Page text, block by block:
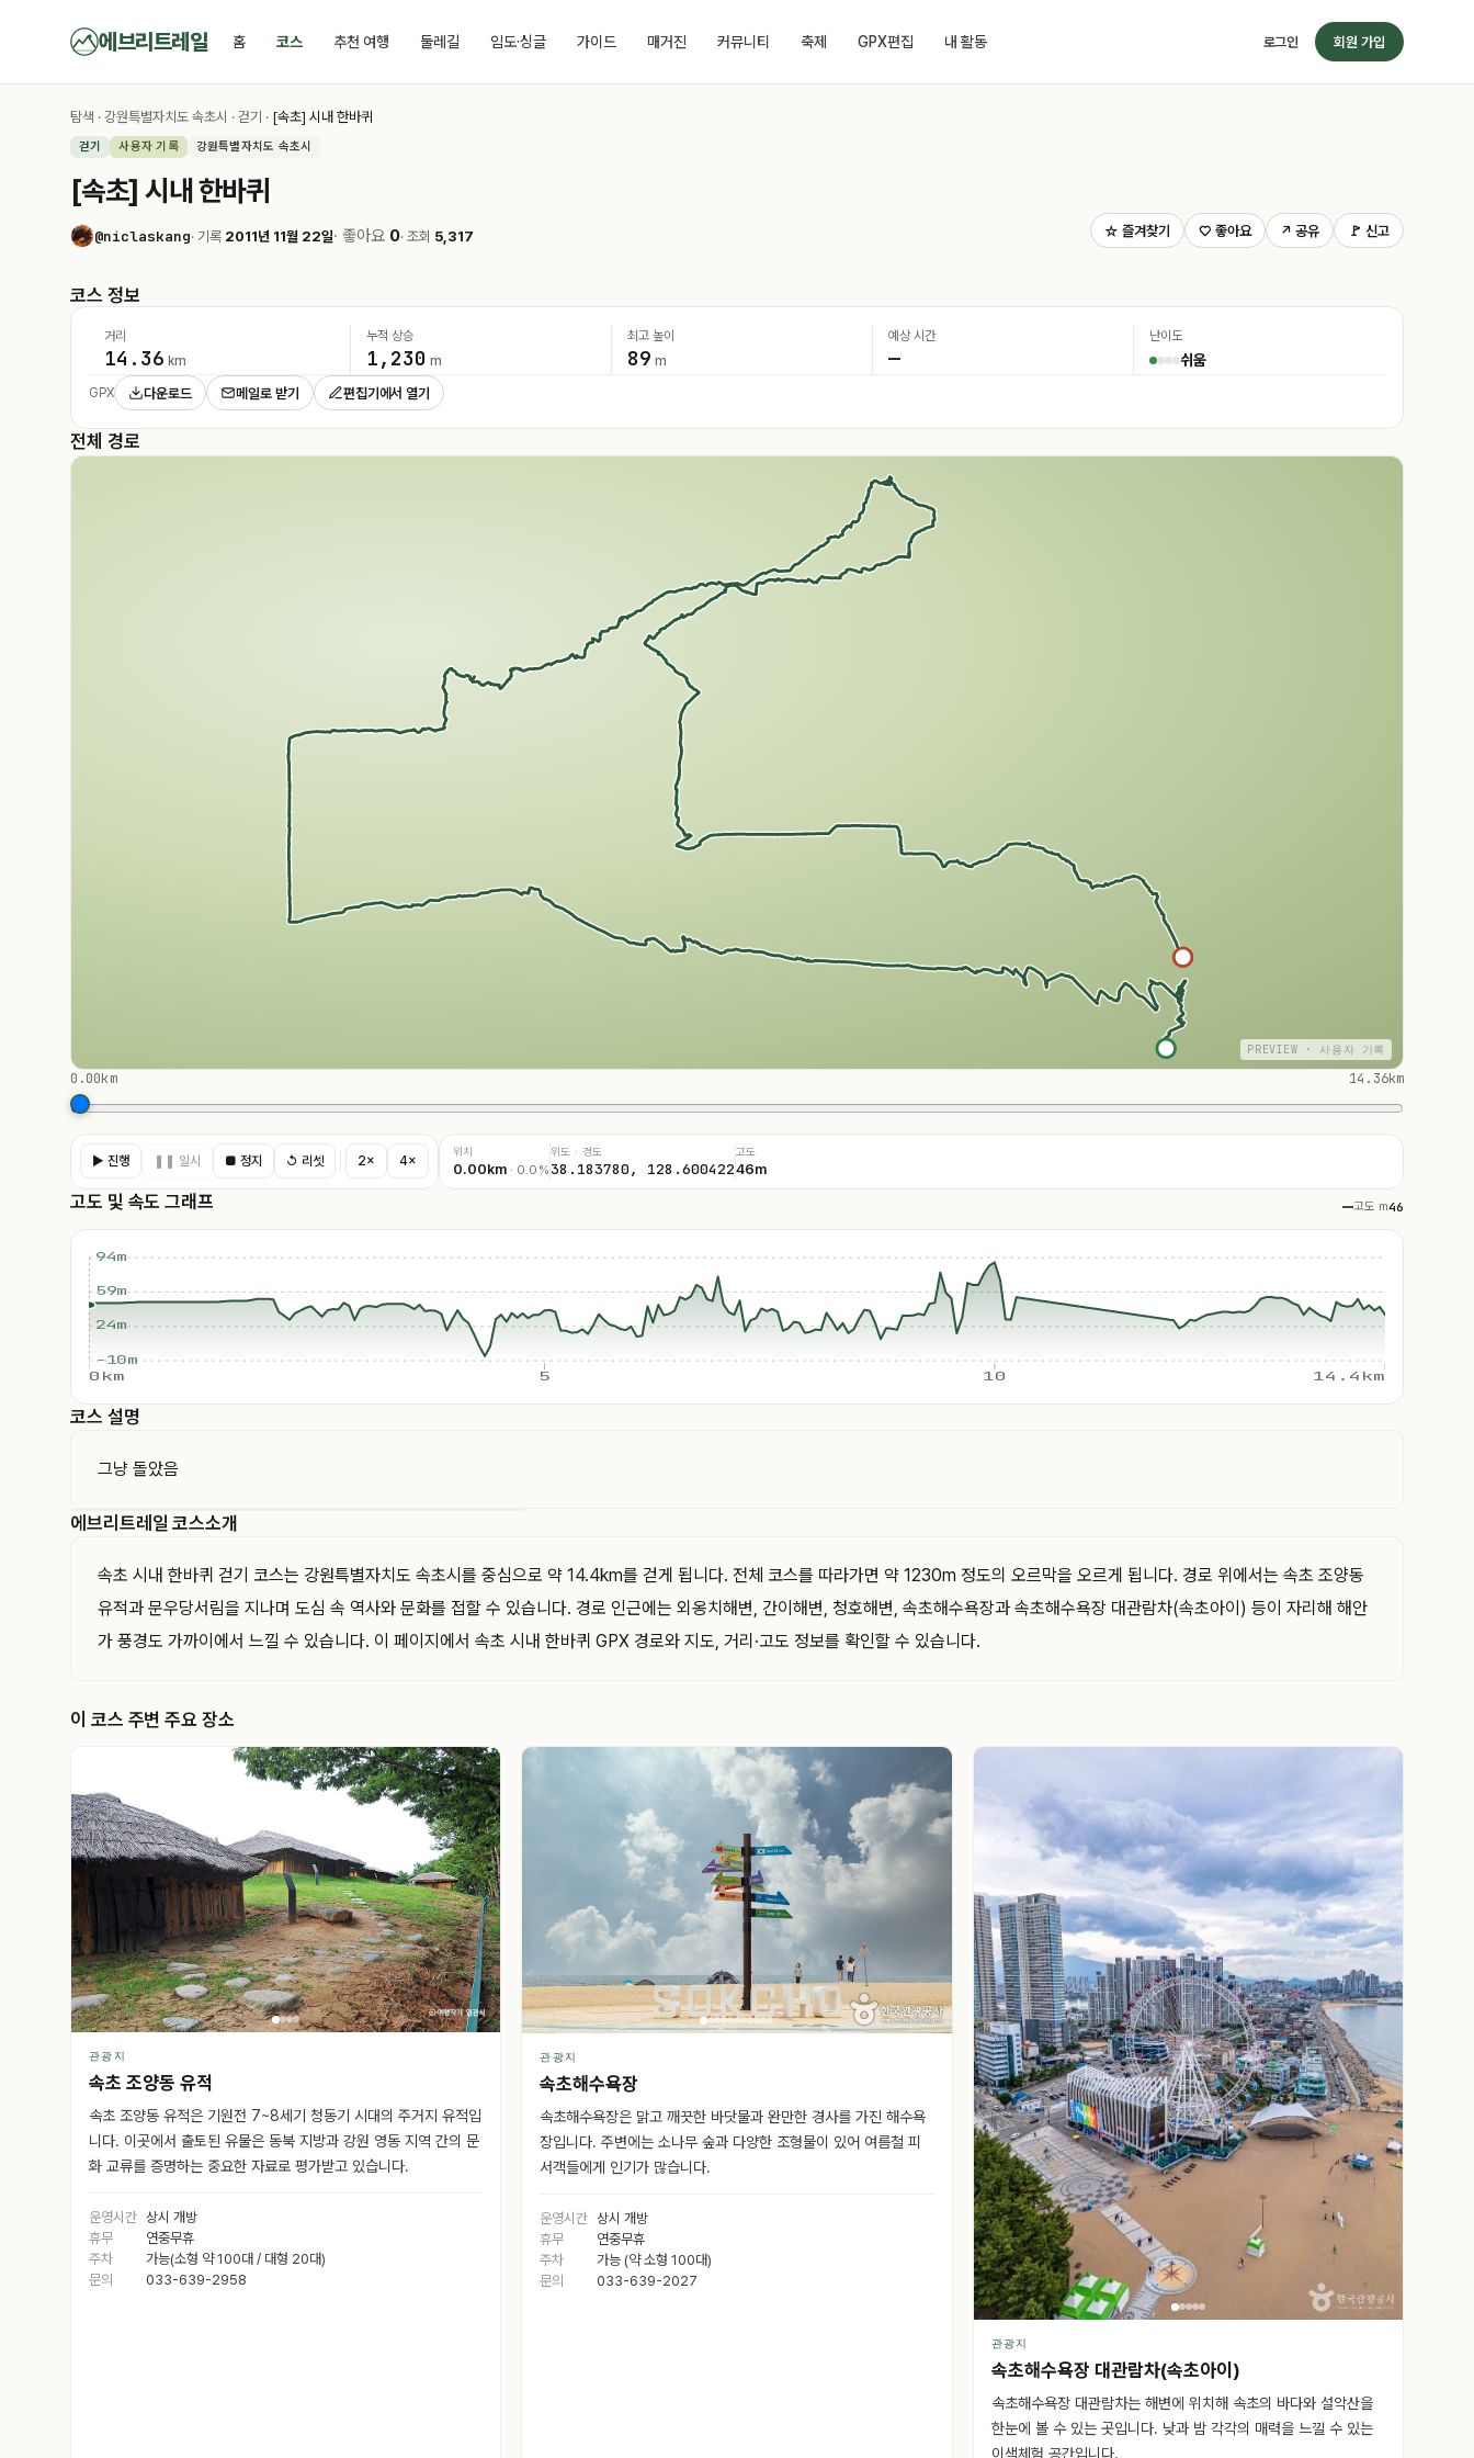
에브리트레일 홈 코스 추천 여행 둘레길 임도·싱글 가이드 매거진 커뮤니티 축제 GPX편집 내 활동 로그인 회원 가입
탐색 · 강원특별자치도 속초시 · 걷기 · [속초] 시내 한바퀴
걷기 사용자 기록 강원특별자치도 속초시
[속초] 시내 한바퀴
@niclaskang· 기록 2011년 11월 22일· 좋아요 0· 조회 5,317 ☆ 즐겨찾기 ♡ 좋아요 ↗ 공유 🚩 신고
코스 정보
거리
14.36 km
누적 상승
1,230 m
최고 높이
89 m
예상 시간
—
난이도
쉬움
GPX 다운로드 메일로 받기 편집기에서 열기
전체 경로
PREVIEW · 사용자 기록
0.00km 14.36km
▶ 진행 ❚❚ 일시 ■ 정지 ↺ 리셋 2× 4×
위치
0.00km · 0.0%
위도 · 경도
38.183780, 128.600422
고도
46m
고도 및 속도 그래프 고도 m46
0km 5 10 14.4km
94m
59m
24m
-10m
코스 설명
그냥 돌았음
에브리트레일은 GPS 트랙과 코스를 기록하고 공유
하는 아웃도어 플랫폼입니다. 이 트랙의 경로·거리·
에브리트레일 코스소개
속초 시내 한바퀴 걷기 코스는 강원특별자치도 속초시를 중심으로 약 14.4km를 걷게 됩니다. 전체 코스를 따라가면 약 1230m 정도의 오르막을 오르게 됩니다. 경로 위에서는 속초 조양동
유적과 문우당서림을 지나며 도심 속 역사와 문화를 접할 수 있습니다. 경로 인근에는 외옹치해변, 간이해변, 청호해변, 속초해수욕장과 속초해수욕장 대관람차(속초아이) 등이 자리해 해안
가 풍경도 가까이에서 느낄 수 있습니다. 이 페이지에서 속초 시내 한바퀴 GPX 경로와 지도, 거리·고도 정보를 확인할 수 있습니다.
이 코스 주변 주요 장소
관광지
속초 조양동 유적
속초 조양동 유적은 기원전 7~8세기 청동기 시대의 주거지 유적입
니다. 이곳에서 출토된 유물은 동북 지방과 강원 영동 지역 간의 문
화 교류를 증명하는 중요한 자료로 평가받고 있습니다.
운영시간 상시 개방
휴무
연중무휴
주차
가능(소형 약 100대 / 대형 20대)
문의
033-639-2958
관광지
속초해수욕장
속초해수욕장은 맑고 깨끗한 바닷물과 완만한 경사를 가진 해수욕
장입니다. 주변에는 소나무 숲과 다양한 조형물이 있어 여름철 피
서객들에게 인기가 많습니다.
운영시간 상시 개방
휴무
연중무휴
주차
가능 (약 소형 100대)
문의
033-639-2027
관광지
속초해수욕장 대관람차(속초아이)
속초해수욕장 대관람차는 해변에 위치해 속초의 바다와 설악산을
한눈에 볼 수 있는 곳입니다. 낮과 밤 각각의 매력을 느낄 수 있는
이색체험 공간입니다.